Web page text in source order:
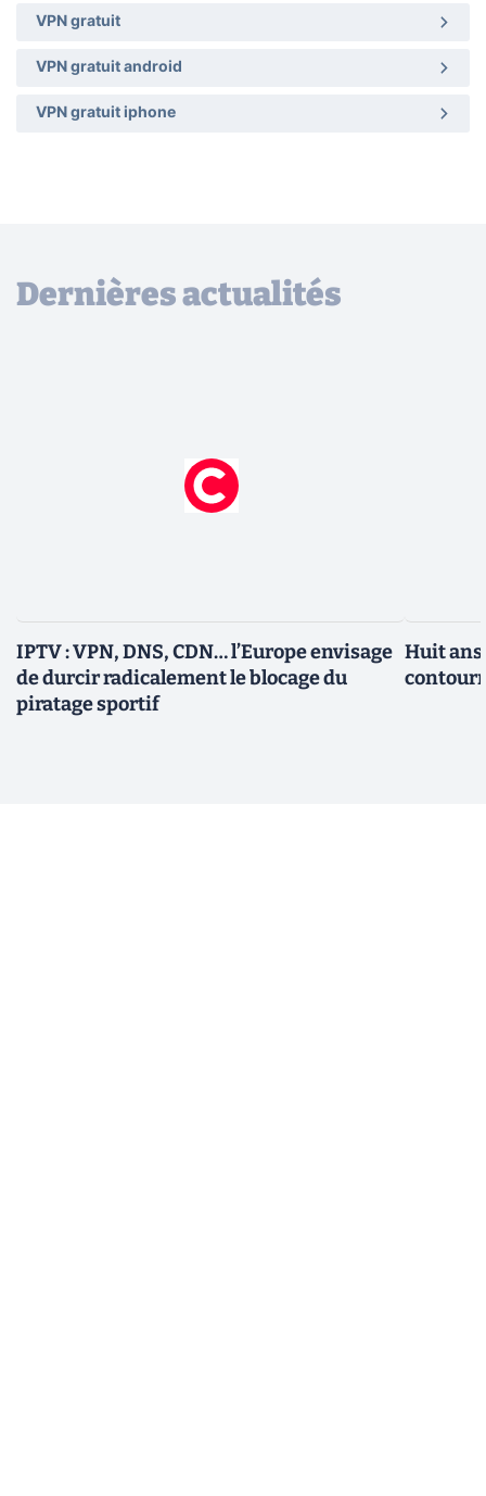
VPN gratuit
VPN gratuit android
VPN gratuit iphone
Dernières actualités
IPTV : VPN, DNS, CDN… l’Europe envisage
de durcir radicalement le blocage du
piratage sportif
Huit ans